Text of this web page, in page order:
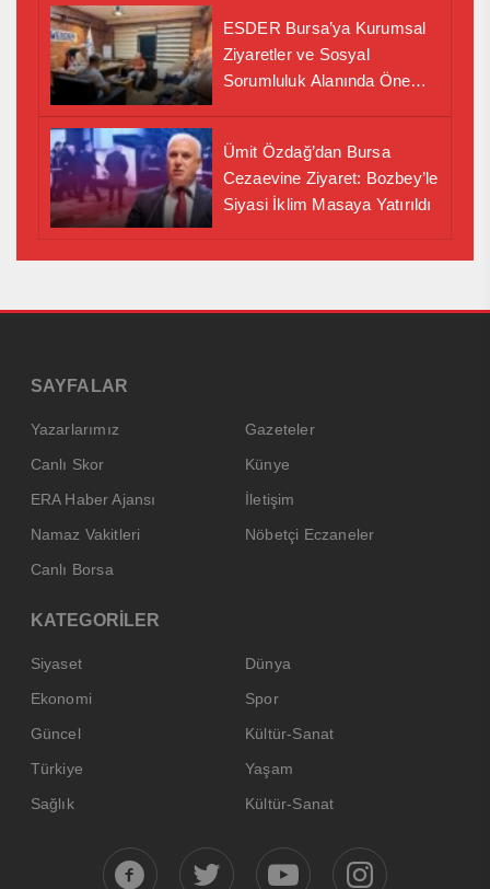
ESDER Bursa’ya Kurumsal
Ziyaretler ve Sosyal
Sorumluluk Alanında Önemli
Ümit Özdağ’dan Bursa
Cezaevine Ziyaret: Bozbey’le
Siyasi İklim Masaya Yatırıldı
SAYFALAR
Yazarlarımız
Gazeteler
Canlı Skor
Künye
ERA Haber Ajansı
İletişim
Namaz Vakitleri
Nöbetçi Eczaneler
Canlı Borsa
KATEGORİLER
Siyaset
Dünya
Ekonomi
Spor
Güncel
Kültür-Sanat
Türkiye
Yaşam
Sağlık
Kültür-Sanat